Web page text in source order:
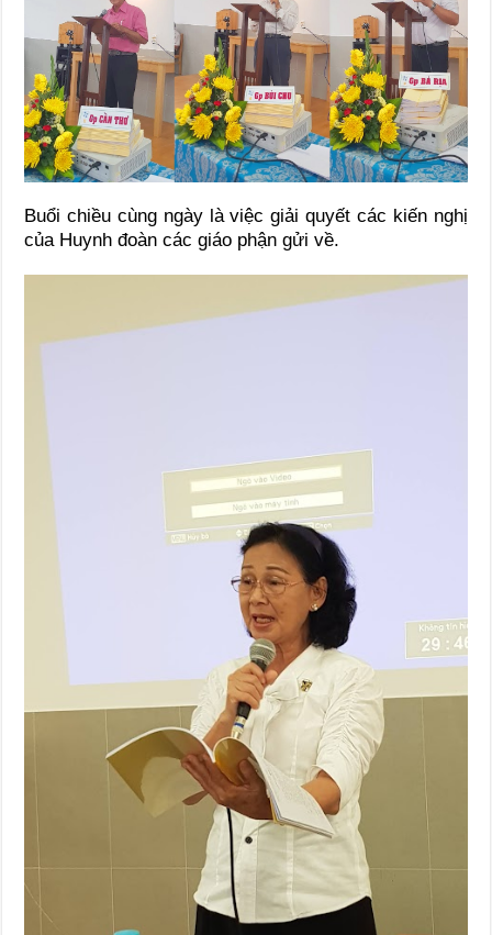
Buổi chiều cùng ngày là việc giải quyết các kiến nghị
của Huynh đoàn các giáo phận gửi về.